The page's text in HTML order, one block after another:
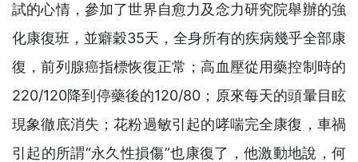
試的心情，參加了世界自愈力及念力研究院舉辦的強
化康復班，並癖穀35天，全身所有的疾病幾乎全部康
復，前列腺癌指標恢復正常；高血壓從用藥控制時的
220/120降到停藥後的120/80；原來每天的頭暈目眩
現象徹底消失；花粉過敏引起的哮喘完全康復，車禍
引起的所謂“永久性損傷”也康復了，他激動地說，何